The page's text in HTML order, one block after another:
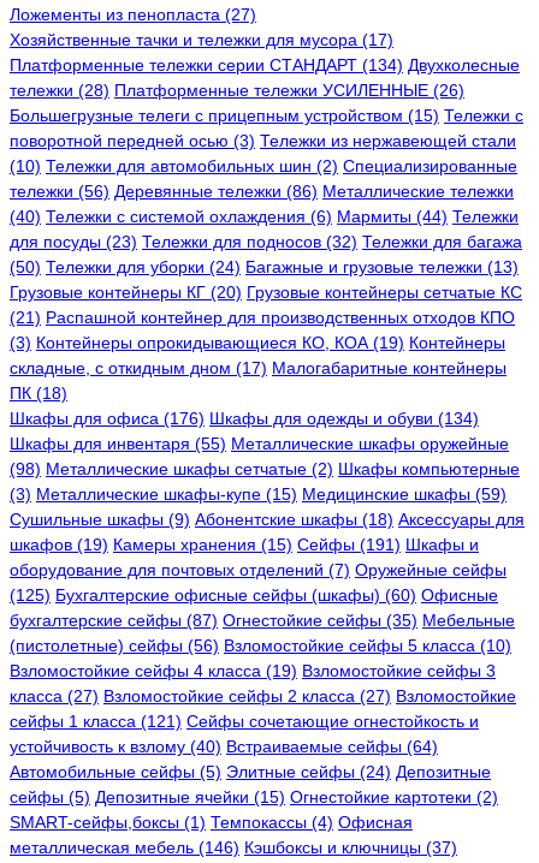
Ложементы из пенопласта (27)
Хозяйственные тачки и тележки для мусора (17)
Платформенные тележки серии СТАНДАРТ (134) Двухколесные
тележки (28) Платформенные тележки УСИЛЕННЫЕ (26)
Большегрузные телеги с прицепным устройством (15) Тележки с
поворотной передней осью (3) Тележки из нержавеющей стали
(10) Тележки для автомобильных шин (2) Специализированные
тележки (56) Деревянные тележки (86) Металлические тележки
(40) Тележки с системой охлаждения (6) Мармиты (44) Тележки
для посуды (23) Тележки для подносов (32) Тележки для багажа
(50) Тележки для уборки (24) Багажные и грузовые тележки (13)
Грузовые контейнеры КГ (20) Грузовые контейнеры сетчатые КС
(21) Распашной контейнер для производственных отходов КПО
(3) Контейнеры опрокидывающиеся КО, КОА (19) Контейнеры
складные, с откидным дном (17) Малогабаритные контейнеры
ПК (18)
Шкафы для офиса (176) Шкафы для одежды и обуви (134)
Шкафы для инвентаря (55) Металлические шкафы оружейные
(98) Металлические шкафы сетчатые (2) Шкафы компьютерные
(3) Металлические шкафы-купе (15) Медицинские шкафы (59)
Сушильные шкафы (9) Абонентские шкафы (18) Аксессуары для
шкафов (19) Камеры хранения (15) Сейфы (191) Шкафы и
оборудование для почтовых отделений (7) Оружейные сейфы
(125) Бухгалтерские офисные сейфы (шкафы) (60) Офисные
бухгалтерские сейфы (87) Огнестойкие сейфы (35) Мебельные
(пистолетные) сейфы (56) Взломостойкие сейфы 5 класса (10)
Взломостойкие сейфы 4 класса (19) Взломостойкие сейфы 3
класса (27) Взломостойкие сейфы 2 класса (27) Взломостойкие
сейфы 1 класса (121) Сейфы сочетающие огнестойкость и
устойчивость к взлому (40) Встраиваемые сейфы (64)
Автомобильные сейфы (5) Элитные сейфы (24) Депозитные
сейфы (5) Депозитные ячейки (15) Огнестойкие картотеки (2)
SMART-сейфы,боксы (1) Темпокассы (4) Офисная
металлическая мебель (146) Кэшбоксы и ключницы (37)